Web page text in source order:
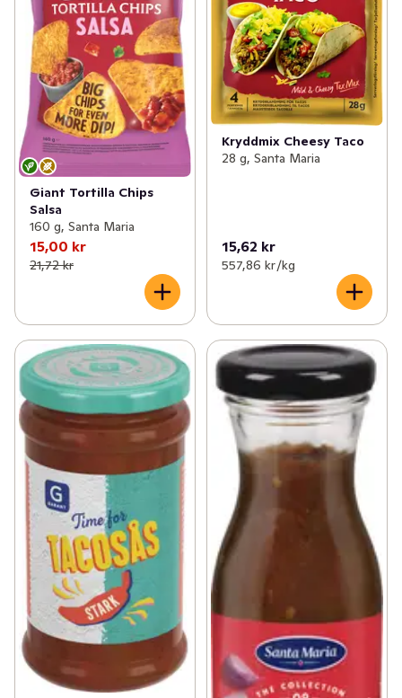
Giant Tortilla Chips
Salsa
160 g, Santa Maria
15,00 kr
21,72 kr
Kryddmix Cheesy Taco
28 g, Santa Maria
15,62 kr
557,86 kr /kg